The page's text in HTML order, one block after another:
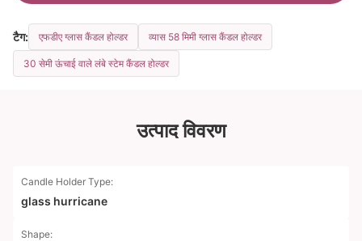
टैग: एफडीए ग्लास कैंडल होल्डर व्यास 58 मिमी ग्लास कैंडल होल्डर
30 सेमी ऊंचाई वाले लंबे स्टेम कैंडल होल्डर
उत्पाद विवरण
Candle Holder Type:
glass hurricane
Shape: